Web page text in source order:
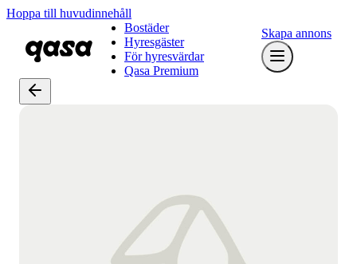
Hoppa till huvudinnehåll
Bostäder
Hyresgäster
För hyresvärdar
Qasa Premium
Skapa annons